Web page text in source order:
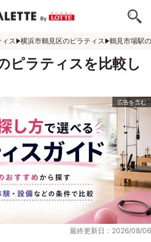
ス 横浜市鶴見区のピラティス 鶴見市場駅
ピラティスを比較し
最終更新日：2026/08/06